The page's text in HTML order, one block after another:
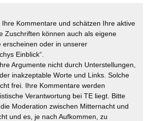
Kommentare und schätzen Ihre aktive
Zuschriften können auch als eigene
erscheinen oder in unserer
Einblick“.
Argumente nicht durch Unterstellungen,
inakzeptable Worte und Links. Solche
frei. Ihre Kommentare werden
Verantwortung bei TE liegt. Bitte
Moderation zwischen Mitternacht und
und es, je nach Aufkommen, zu